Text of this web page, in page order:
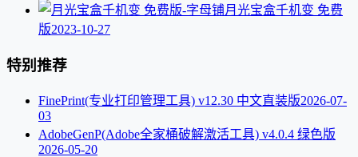
月光宝盒千机变 免费
版2023-10-27
特别推荐
FinePrint(专业打印管理工具) v12.30 中文直装版2026-07-
03
AdobeGenP(Adobe全家桶破解激活工具) v4.0.4 绿色版
2026-05-20